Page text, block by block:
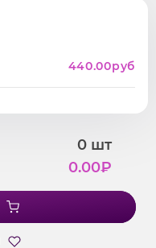
440.00руб
0 шт
0.00₽